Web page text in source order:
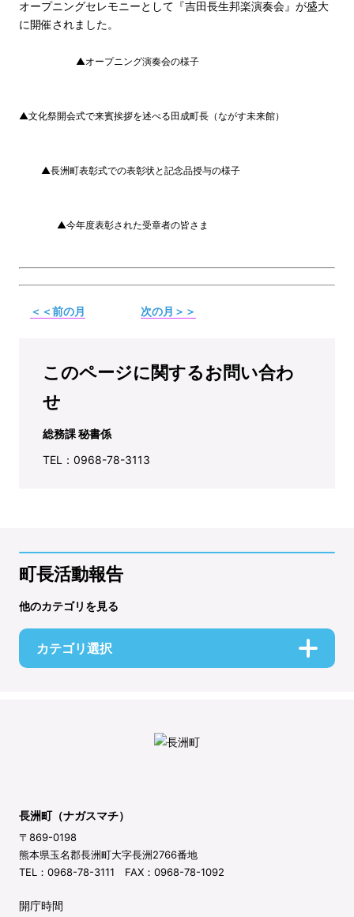
オープニングセレモニーとして『吉田長生邦楽演奏会』が盛大
に開催されました。
▲オープニング演奏会の様子
▲文化祭開会式で来賓挨拶を述べる田成町長（ながす未来館）
▲長洲町表彰式での表彰状と記念品授与の様子
▲今年度表彰された受章者の皆さま
＜＜前の月 次の月＞＞
このページに関するお問い合わ
せ
総務課 秘書係
TEL：0968-78-3113
町長活動報告
他のカテゴリを見る
カテゴリ選択
長洲町（ナガスマチ）
〒869-0198
熊本県玉名郡長洲町大字長洲2766番地
TEL：0968-78-3111 FAX：0968-78-1092
開庁時間